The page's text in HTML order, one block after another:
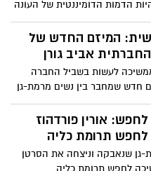
הדמות הדומיננטית של העונה
לבין אמילי עולה שלב
המיזם החדש של
אביב גורן
ממשיכה לעשות בשביל החברה
חדש שמחבר בין נשים מרמת-גן
אורין פורדהוז
תרומת כליה
גן שנאבקה וניצחה את הסרטן
לחפש תרומת כליה